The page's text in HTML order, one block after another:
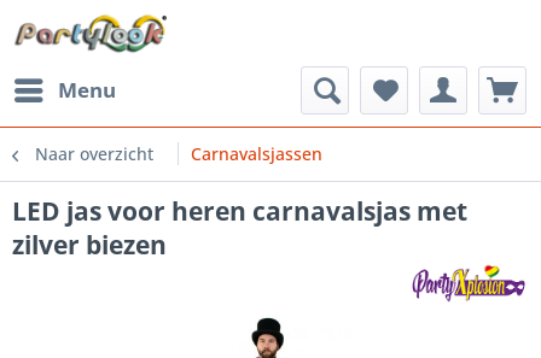
Menu
Naar overzicht Carnavalsjassen
LED jas voor heren carnavalsjas met
zilver biezen